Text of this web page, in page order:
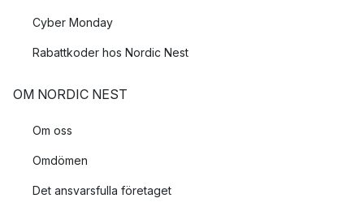
Cyber Monday
Rabattkoder hos Nordic Nest
OM NORDIC NEST
Om oss
Omdömen
Det ansvarsfulla företaget